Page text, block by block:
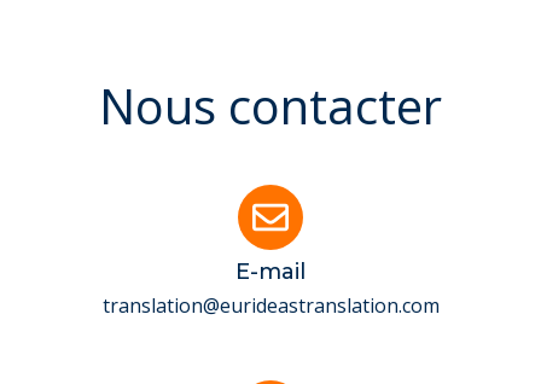
Nous contacter
E-mail
translation@eurideastranslation.com